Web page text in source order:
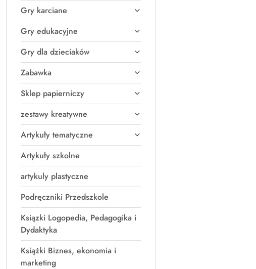
Gry karciane
Gry edukacyjne
Gry dla dzieciaków
Zabawka
Sklep papierniczy
zestawy kreatywne
Artykuły tematyczne
Artykuły szkolne
artykuly plastyczne
Podręczniki Przedszkole
Ksiązki Logopedia, Pedagogika i
Dydaktyka
Książki Biznes, ekonomia i
marketing